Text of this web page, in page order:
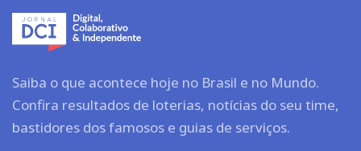
Saiba o que acontece hoje no Brasil e no Mundo.
Confira resultados de loterias, notícias do seu time,
bastidores dos famosos e guias de serviços.